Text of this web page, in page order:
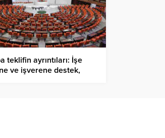
teklifin ayrıntıları: İşe
ve işverene destek,